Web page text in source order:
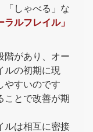
「しゃべる」な
ラルフレイル」
階があり、オー
ルの初期に現
やすいのです
ことで改善が期
ルは相互に密接